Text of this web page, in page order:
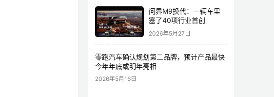
问界M9换代：一辆车里
塞了40项行业首创
2026年5月27日
零跑汽车确认规划第二品牌，预计产品最快
今年年底或明年亮相
2026年5月16日